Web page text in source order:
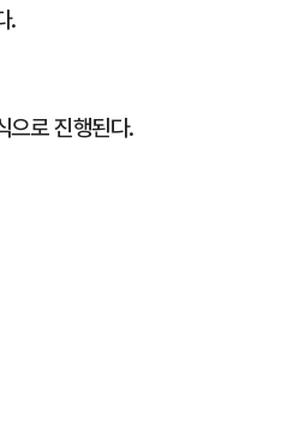
.
으로 진행된다.